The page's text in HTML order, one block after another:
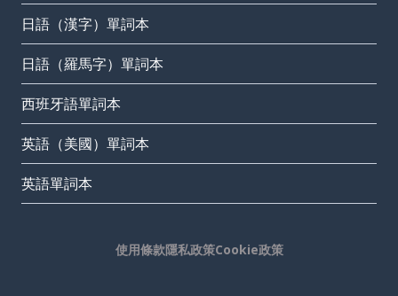
日語（漢字）單詞本
日語（羅馬字）單詞本
西班牙語單詞本
英語（美國）單詞本
英語單詞本
使用條款隱私政策Cookie政策